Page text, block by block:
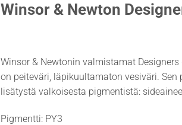
Winsor & Newton
Winsor & Newtonin valmistamat
on peiteväri, läpikuultamaton vesiväri.
lisätystä valkoisesta pigmentistä:
Pigmentti: PY3